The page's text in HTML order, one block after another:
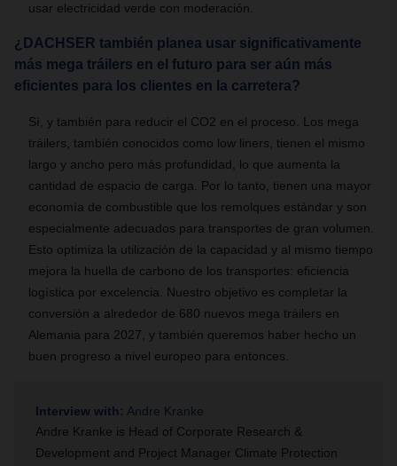
usar electricidad verde con moderación.
¿DACHSER también planea usar significativamente
más mega tráilers en el futuro para ser aún más
eficientes para los clientes en la carretera?
Sí, y también para reducir el CO2 en el proceso. Los mega
tráilers, también conocidos como low liners, tienen el mismo
largo y ancho pero más profundidad, lo que aumenta la
cantidad de espacio de carga. Por lo tanto, tienen una mayor
economía de combustible que los remolques estándar y son
especialmente adecuados para transportes de gran volumen.
Esto optimiza la utilización de la capacidad y al mismo tiempo
mejora la huella de carbono de los transportes: eficiencia
logística por excelencia. Nuestro objetivo es completar la
conversión a alrededor de 680 nuevos mega tráilers en
Alemania para 2027, y también queremos haber hecho un
buen progreso a nivel europeo para entonces.
Interview with: Andre Kranke
Andre Kranke is Head of Corporate Research &
Development and Project Manager Climate Protection